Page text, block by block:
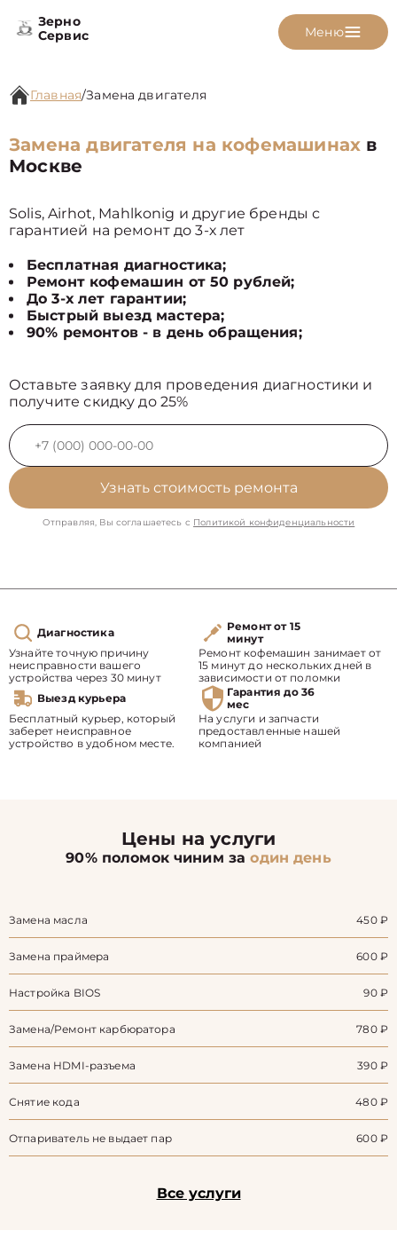
Зерно
Сервис
Меню
Главная/Замена двигателя
Замена двигателя на кофемашинах в
Москве
Solis, Airhot, Mahlkonig и другие бренды с
гарантией на ремонт до 3-х лет
Бесплатная диагностика;
Ремонт кофемашин от 50 рублей;
До 3-х лет гарантии;
Быстрый выезд мастера;
90% ремонтов - в день обращения;
Оставьте заявку для проведения диагностики и
получите скидку до 25%
Узнать стоимость ремонта
Отправляя, Вы соглашаетесь с Политикой конфиденциальности
Диагностика
Узнайте точную причину
неисправности вашего
устройства через 30 минут
Ремонт от 15
минут
Ремонт кофемашин занимает от
15 минут до нескольких дней в
зависимости от поломки
Выезд курьера
Бесплатный курьер, который
заберет неисправное
устройство в удобном месте.
Гарантия до 36
мес
На услуги и запчасти
предоставленные нашей
компанией
Цены на услуги
90% поломок чиним заодин день
Замена масла 450 ₽
Замена праймера 600 ₽
Настройка BIOS 90 ₽
Замена/Pемонт карбюратора 780 ₽
Замена HDMI-разъема 390 ₽
Снятие кода 480 ₽
Отпариватель не выдает пар 600 ₽
Все услуги